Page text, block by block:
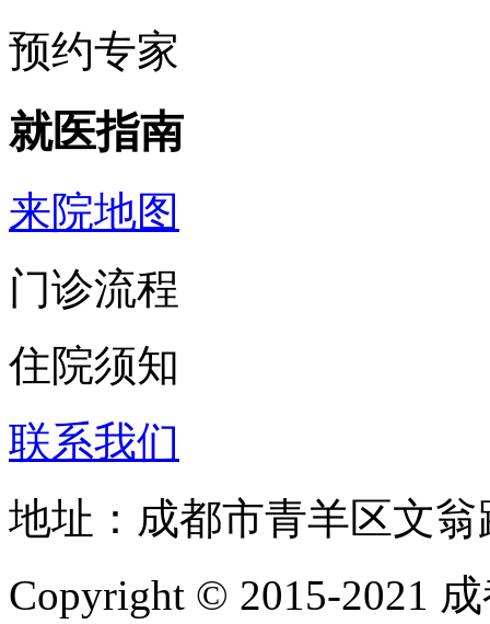
预约专家
就医指南
来院地图
门诊流程
住院须知
联系我们
地址：成都市青羊区文
Copyright © 2015-2021